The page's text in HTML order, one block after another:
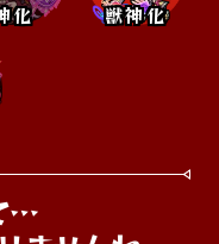
化 獣神化
…